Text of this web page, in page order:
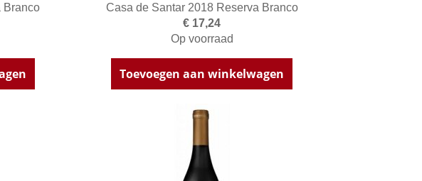
Branco
Casa de Santar 2018 Reserva Branco
€ 17,24
Op voorraad
Toevoegen aan winkelwagen